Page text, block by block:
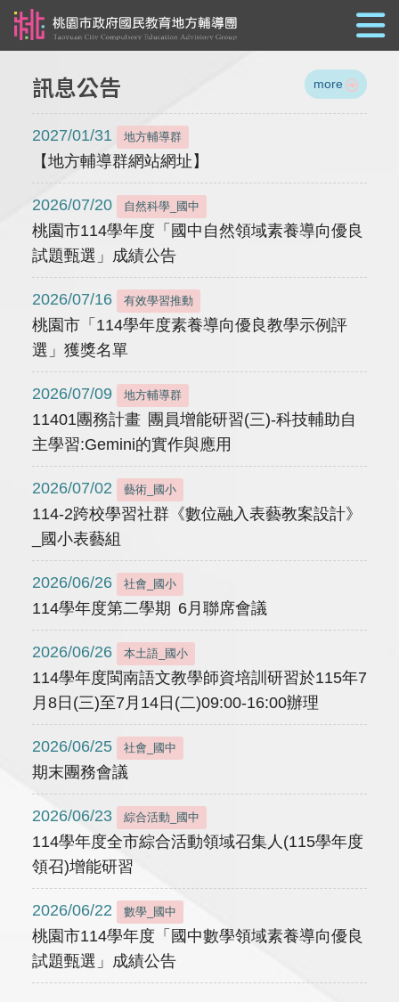
訊息公告 more
2027/01/31 地方輔導群
【地方輔導群網站網址】
2026/07/20 自然科學_國中
桃園市114學年度「國中自然領域素養導向優良
試題甄選」成績公告
2026/07/16 有效學習推動
桃園市「114學年度素養導向優良教學示例評
選」獲獎名單
2026/07/09 地方輔導群
11401團務計畫 團員增能研習(三)-科技輔助自
主學習:Gemini的實作與應用
2026/07/02 藝術_國小
114-2跨校學習社群《數位融入表藝教案設計》
_國小表藝組
2026/06/26 社會_國小
114學年度第二學期 6月聯席會議
2026/06/26 本土語_國小
114學年度閩南語文教學師資培訓研習於115年7
月8日(三)至7月14日(二)09:00-16:00辦理
2026/06/25 社會_國中
期末團務會議
2026/06/23 綜合活動_國中
114學年度全市綜合活動領域召集人(115學年度
領召)增能研習
2026/06/22 數學_國中
桃園市114學年度「國中數學領域素養導向優良
試題甄選」成績公告